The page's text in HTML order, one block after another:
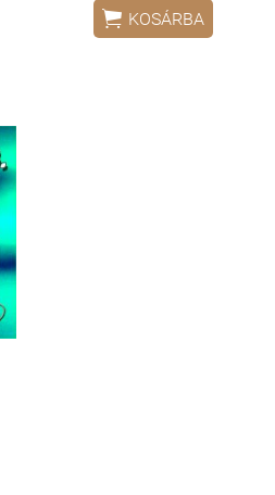
 KOSÁRBA